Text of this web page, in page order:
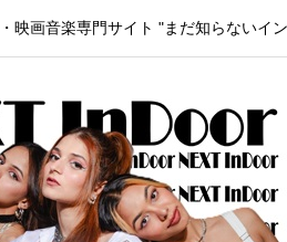
映画音楽専門サイト "まだ知らないイ